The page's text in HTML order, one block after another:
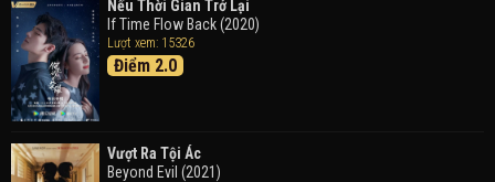
Doraemon the Movie: Nobita's Art World Tales (2025)
Tháng Ngày Tươi Đẹp
Nếu Thời Gian Trở Lại
If Time Flow Back (2020)
Lượt xem: 15326
Điểm 2.0
Vượt Ra Tội Ác
Beyond Evil (2021)